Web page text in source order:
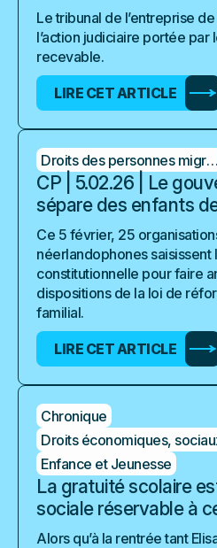
Le tribunal de l’entreprise
l’action judiciaire portée par
recevable.
LIRE CET ARTICLE
Droits des personnes migrantes
CP | 5.02.26 | Le
sépare des enfants
Ce 5 février, 25
néerlandophones saisissent
constitutionnelle pour faire
dispositions de la loi de
familial.
LIRE CET ARTICLE
Chronique
Droits économiques,
Enfance et Jeunesse
La gratuité scolaire
sociale réservable à
Alors qu’à la rentrée tant